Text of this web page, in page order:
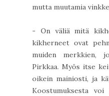
mutta muutamia
- On väliä mitä
kikherneet ovat
muiden merkkien,
Pirkkaa. Myös itse
oikein mainiosti, ja
Koostumuksesta